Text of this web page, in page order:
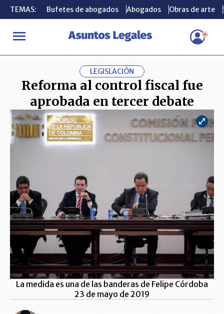
TEMAS: Bufetes de abogados Abogados Obras de arte
INICIO ACTUALIDAD Reforma al control fiscal fue aprobada
TEMAS: Bufetes de abogados Abogados Obras de arte
LEGISLACIÓN
Reforma al control fiscal fue
aprobada en tercer debate
La medida es una de las banderas de Felipe Córdoba
23 de mayo de 2019